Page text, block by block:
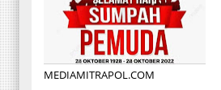
MEDIAMITRAPOL.COM